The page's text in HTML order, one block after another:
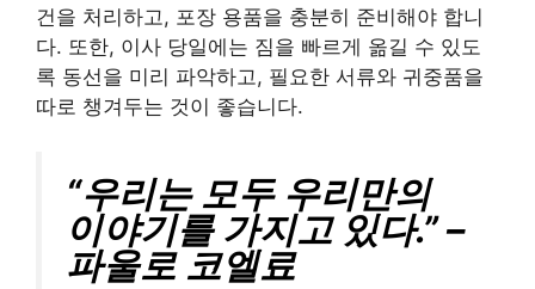
건을 처리하고, 포장 용품을 충분히 준비해야 합니
다. 또한, 이사 당일에는 짐을 빠르게 옮길 수 있도
록 동선을 미리 파악하고, 필요한 서류와 귀중품을
따로 챙겨두는 것이 좋습니다.
“우리는 모두 우리만의
이야기를 가지고 있다.” –
파울로 코엘료